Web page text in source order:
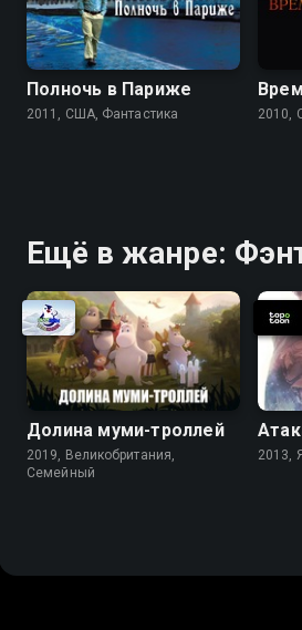
Полночь в Париже
2011, США, Фантастика 2010,
Ещё в жанре:
Долина муми-троллей
2019, Великобритания,
Cемейный
2013,